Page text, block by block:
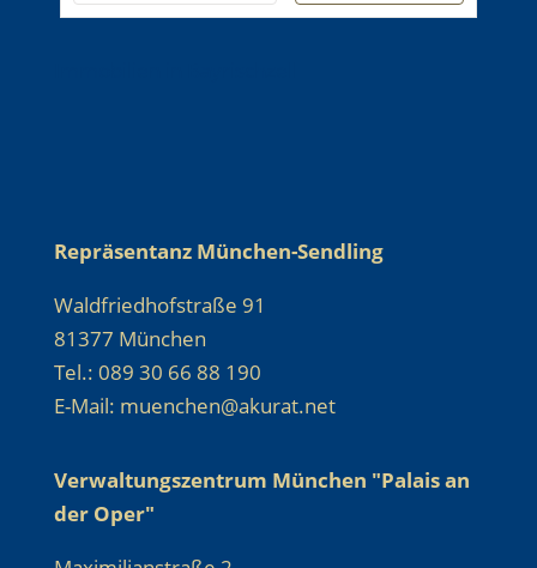
Repräsentanz München-Sendling
Waldfriedhofstraße 91
81377 München
Tel.: 089 30 66 88 190
E-Mail: muenchen@akurat.net
Verwaltungszentrum München "Palais an
der Oper"